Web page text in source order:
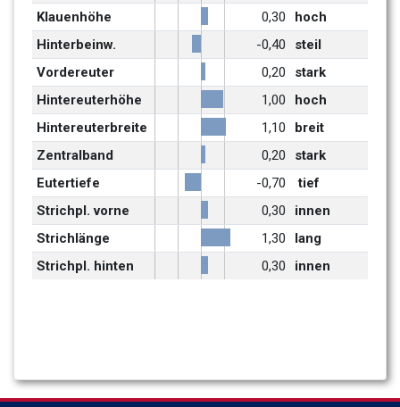
Klauenhöhe
0,30
hoch
Hinterbeinw.
-0,40
steil
Vordereuter
0,20
stark
Hintereuterhöhe
1,00
hoch
Hintereuterbreite
1,10
breit
Zentralband
0,20
stark
Eutertiefe
-0,70
tief
Strichpl. vorne
0,30
innen
Strichlänge
1,30
lang
Strichpl. hinten
0,30 innen